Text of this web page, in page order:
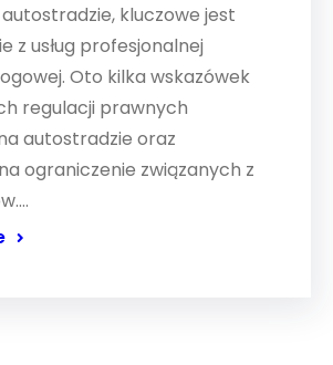
kluczowe jest
z usług profesjonalnej
Oto kilka wskazówek
regulacji prawnych
autostradzie oraz
ograniczenie związanych z